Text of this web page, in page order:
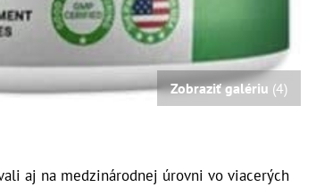
Zobraziť galériu (4)
aj na medzinárodnej úrovni vo viacerých